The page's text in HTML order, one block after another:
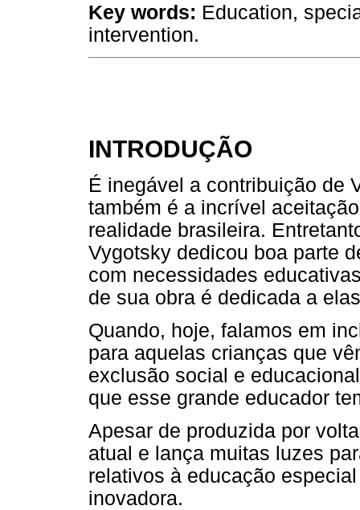
Key words: Education,
intervention.
INTRODUÇÃO
É inegável a contribuição de
também é a incrível
realidade brasileira.
Vygotsky dedicou boa parte
com necessidades
de sua obra é dedicada a
Quando, hoje, falamos em
para aquelas crianças que
exclusão social e
que esse grande educador
Apesar de produzida por
atual e lança muitas luzes
relativos à educação
inovadora.